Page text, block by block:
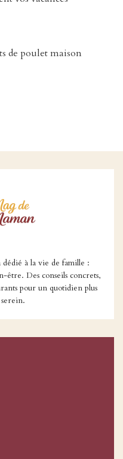
de poulet maison
à la vie de famille :
être. Des conseils concrets,
pour un quotidien plus